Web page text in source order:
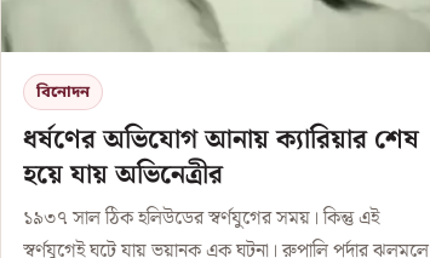
বিনোদন
ধর্ষণের অভিযোগ আনায় ক্যারিয়ার শেষ
হয়ে যায় অভিনেত্রীর
১৯৩৭ সাল ঠিক হলিউডের স্বর্ণযুগের সময়। কিন্তু এই
স্বর্ণযুগেই ঘটে যায় ভয়ানক এক ঘটনা। রুপালি পর্দার ঝলমলে